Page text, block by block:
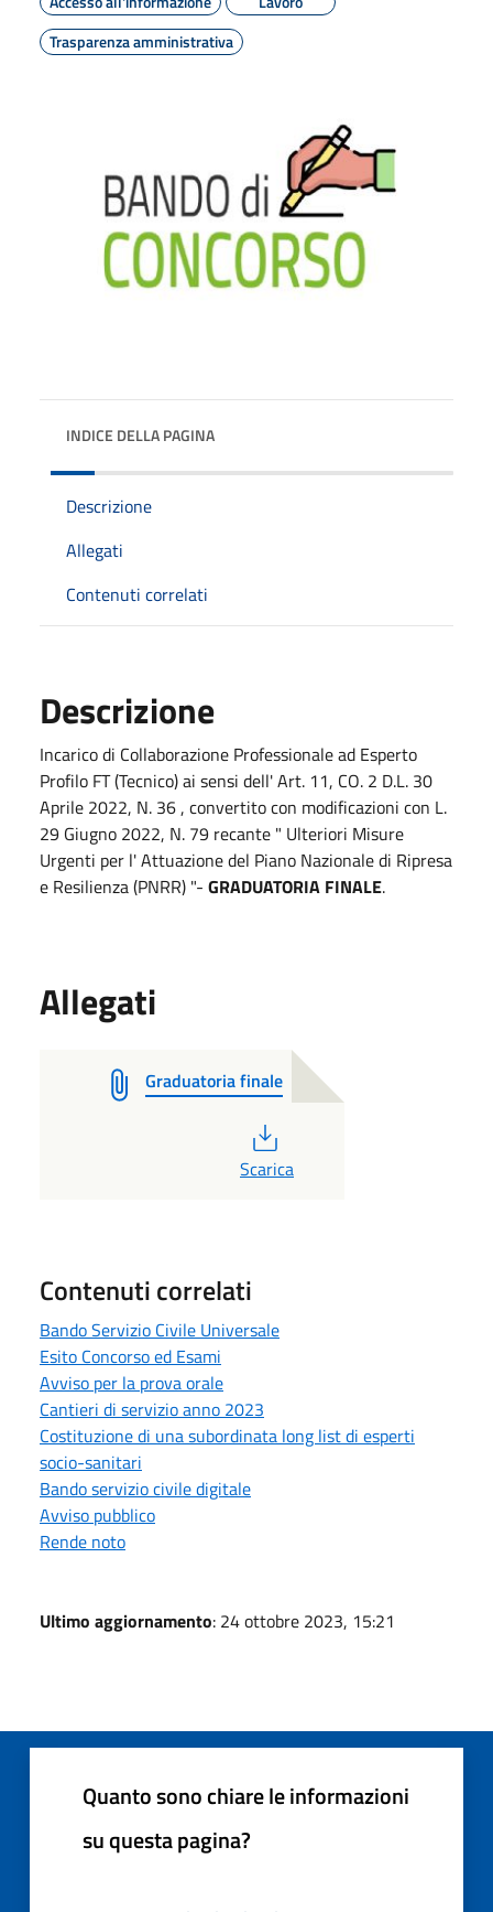
Trasparenza amministrativa
INDICE DELLA PAGINA
Descrizione
Allegati
Contenuti correlati
Descrizione
Incarico di Collaborazione Professionale ad Esperto
Profilo FT (Tecnico) ai sensi dell' Art. 11, CO. 2 D.L. 30
Aprile 2022, N. 36 , convertito con modificazioni con L.
29 Giugno 2022, N. 79 recante " Ulteriori Misure
Urgenti per l' Attuazione del Piano Nazionale di Ripresa
e Resilienza (PNRR) "- GRADUATORIA FINALE.
Allegati
Graduatoria finale
Scarica
Contenuti correlati
Bando Servizio Civile Universale
Esito Concorso ed Esami
Avviso per la prova orale
Cantieri di servizio anno 2023
Costituzione di una subordinata long list di esperti
socio-sanitari
Bando servizio civile digitale
Avviso pubblico
Rende noto
Ultimo aggiornamento: 24 ottobre 2023, 15:21
Quanto sono chiare le informazioni
su questa pagina?